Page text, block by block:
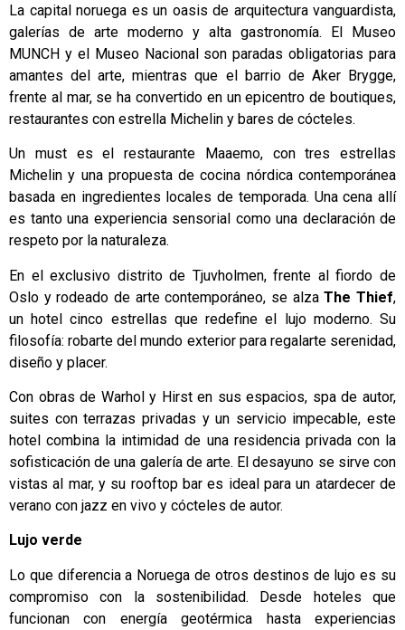
La capital noruega es un oasis de arquitectura vanguardista,
galerías de arte moderno y alta gastronomía. El Museo
MUNCH y el Museo Nacional son paradas obligatorias para
amantes del arte, mientras que el barrio de Aker Brygge,
frente al mar, se ha convertido en un epicentro de boutiques,
restaurantes con estrella Michelin y bares de cócteles.
Un must es el restaurante Maaemo, con tres estrellas
Michelin y una propuesta de cocina nórdica contemporánea
basada en ingredientes locales de temporada. Una cena allí
es tanto una experiencia sensorial como una declaración de
respeto por la naturaleza.
En el exclusivo distrito de Tjuvholmen, frente al fiordo de
Oslo y rodeado de arte contemporáneo, se alzaThe Thief,
un hotel cinco estrellas que redefine el lujo moderno. Su
filosofía: robarte del mundo exterior para regalarte serenidad,
diseño y placer.
Con obras de Warhol y Hirst en sus espacios, spa de autor,
suites con terrazas privadas y un servicio impecable, este
hotel combina la intimidad de una residencia privada con la
sofisticación de una galería de arte. El desayuno se sirve con
vistas al mar, y su rooftop bar es ideal para un atardecer de
verano con jazz en vivo y cócteles de autor.
Lujo verde
Lo que diferencia a Noruega de otros destinos de lujo es su
compromiso con la sostenibilidad. Desde hoteles que
funcionan con energía geotérmica hasta experiencias